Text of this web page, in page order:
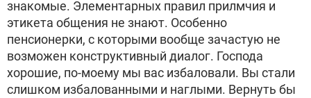
знакомые. Элементарных правил прилмчия и
этикета общения не знают. Особенно
пенсионерки, с которыми вообще зачастую не
возможен конструктивный диалог. Господа
хорошие, по-моему мы вас избаловали. Вы стали
слишком избалованными и наглыми. Вернуть бы